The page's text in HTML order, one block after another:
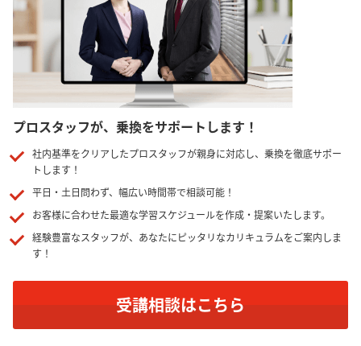
プロスタッフが、乗換をサポートします！
社内基準をクリアしたプロスタッフが親身に対応し、乗換を徹底サポー
トします！
平日・土日問わず、幅広い時間帯で相談可能！
お客様に合わせた最適な学習スケジュールを作成・提案いたします。
経験豊富なスタッフが、あなたにピッタリなカリキュラムをご案内しま
す！
受講相談はこちら